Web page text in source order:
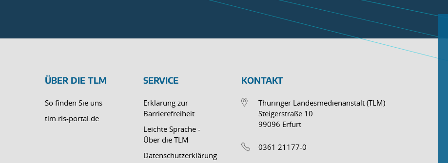
ÜBER DIE TLM
So finden Sie uns
tlm.ris-portal.de
SERVICE
Erklärung zur
Barrierefreiheit
Leichte Sprache -
Über die TLM
Datenschutzerklärung
KONTAKT
Thüringer Landesmedienanstalt (TLM)
Steigerstraße 10
99096 Erfurt
0361 21177-0